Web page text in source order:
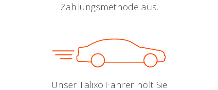
Zahlungsmethode aus.
Unser Talixo Fahrer holt Sie